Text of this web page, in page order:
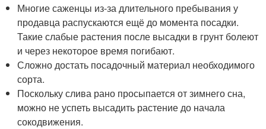
Многие саженцы из-за длительного пребывания у
продавца распускаются ещё до момента посадки.
Такие слабые растения после высадки в грунт болеют
и через некоторое время погибают.
Сложно достать посадочный материал необходимого
сорта.
Поскольку слива рано просыпается от зимнего сна,
можно не успеть высадить растение до начала
сокодвижения.